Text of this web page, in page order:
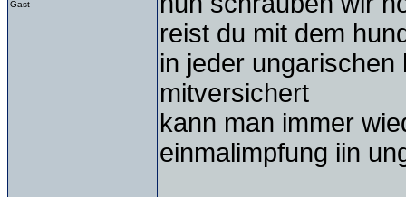
Gast
reist du mit dem
in jeder
mitversichert
kann man immer
einmalimpfung iin